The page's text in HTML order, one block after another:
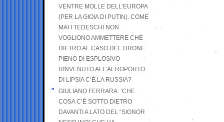
VENTRE MOLLE DELL’EUROPA
(PER LA GIOIA DI PUTIN). COME
MAI I TEDESCHI NON
VOGLIONO AMMETTERE CHE
DIETRO AL CASO DEL DRONE
PIENO DI ESPLOSIVO
RINVENUTO ALL’AEROPORTO
DI LIPSIA C’È LA RUSSIA?
GIULIANO FERRARA: ’CHE
COSA C’È SOTTO DIETRO
DAVANTI A LATO DEL “SIGNOR